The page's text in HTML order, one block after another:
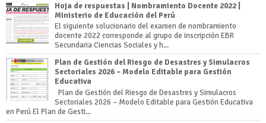
Hoja de respuestas | Nombramiento Docente 2022 |
Ministerio de Educación del Perú
El siguiente solucionario del examen de nombramiento
docente 2022 corresponde al grupo de inscripción EBR
Secundaria Ciencias Sociales y h...
Plan de Gestión del Riesgo de Desastres y Simulacros
Sectoriales 2026 – Modelo Editable para Gestión
Educativa
Plan de Gestión del Riesgo de Desastres y Simulacros
Sectoriales 2026 – Modelo Editable para Gestión Educativa
en Perú El Plan de Gesti...